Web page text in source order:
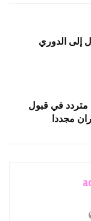
إلى الدوري
في قبول
مجددا